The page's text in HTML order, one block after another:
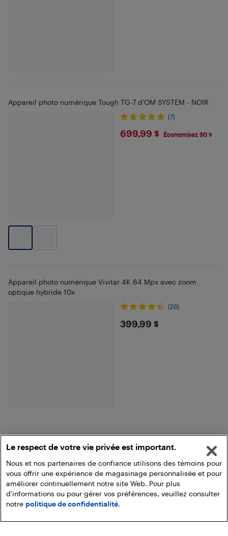
Appareil photo numérique Tough TG-7 d'OM SYSTEM - NOIR
(7)
$699.99
699,99 $ Économisez 50 $
Appareil photo numérique Vivitar 4K 64 Mpx avec zoom
optique hybride 10x
(26)
$399.99
399,99 $
Voir plus
Le respect de votre vie privée est important.
Nous et nos partenaires de confiance utilisons des témoins pour
vous offrir une expérience de magasinage personnalisée et pour
améliorer continuellement notre site Web. Pour plus
d'informations ou pour gérer vos préférences, veuillez consulter
notre politique de confidentialité.